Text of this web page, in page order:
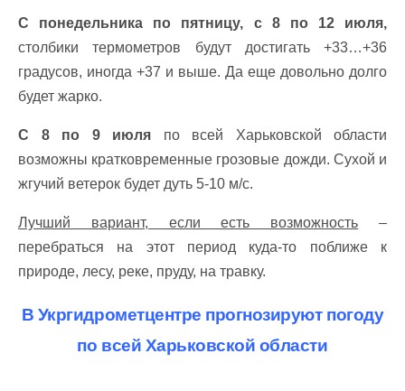
С понедельника по пятницу, с 8 по 12 июля,
столбики термометров будут достигать +33…+36
градусов, иногда +37 и выше. Да еще довольно долго
будет жарко.
С 8 по 9 июля по всей Харьковской области
возможны кратковременные грозовые дожди. Сухой и
жгучий ветерок будет дуть 5-10 м/с.
Лучший вариант, если есть возможность –
перебраться на этот период куда-то поближе к
природе, лесу, реке, пруду, на травку.
В Укргидрометцентре прогнозируют погоду
по всей Харьковской области